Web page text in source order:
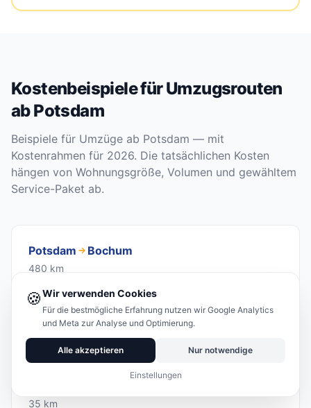
Kostenbeispiele für Umzugsrouten
ab Potsdam
Beispiele für Umzüge ab Potsdam — mit
Kostenrahmen für 2026. Die tatsächlichen Kosten
hängen von Wohnungsgröße, Volumen und gewähltem
Service-Paket ab.
Potsdam Bochum
480 km
800 – 3.500 €
Angebot anfragen
35 km
🍪Wir verwenden Cookies
Für die bestmögliche Erfahrung nutzen wir Google Analytics
und Meta zur Analyse und Optimierung.
Alle akzeptieren Nur notwendige
Einstellungen